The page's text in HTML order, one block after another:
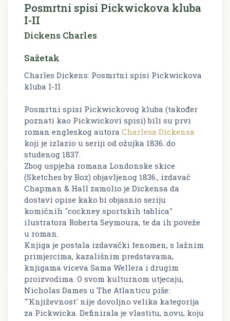
Posmrtni spisi Pickwickova kluba
I-II
Dickens Charles
Sažetak
Charles Dickens: Posmrtni spisi Pickwickova
kluba I-II
Posmrtni spisi Pickwickovog kluba (također
poznati kao Pickwickovi spisi) bili su prvi
roman engleskog autora Charlesa Dickensa
koji je izlazio u seriji od ožujka 1836. do
studenog 1837.
Zbog uspjeha romana Londonske skice
(Sketches by Boz) objavljenog 1836., izdavač
Chapman & Hall zamolio je Dickensa da
dostavi opise kako bi objasnio seriju
komičnih "cockney sportskih tablica"
ilustratora Roberta Seymoura, te da ih poveže
u roman.
Knjiga je postala izdavački fenomen, s lažnim
primjercima, kazališnim predstavama,
knjigama viceva Sama Wellera i drugim
proizvodima. O svom kulturnom utjecaju,
Nicholas Dames u The Atlanticu piše:
"'Književnost' nije dovoljno velika kategorija
za Pickwicka. Definirala je vlastitu, novu, koju